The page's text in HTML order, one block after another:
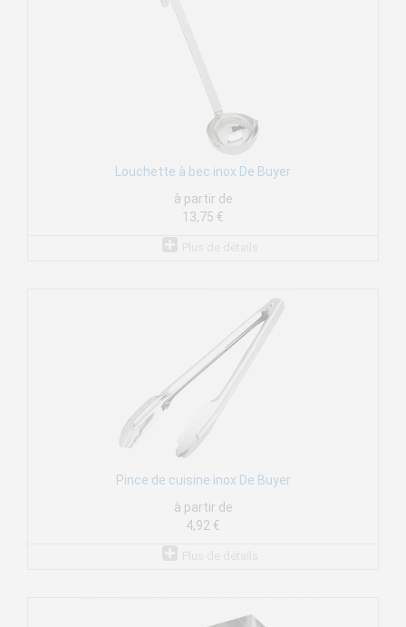
Louchette à bec inox De Buyer
à partir de
13,75 €
Pince de cuisine inox De Buyer
à partir de
4,92 €